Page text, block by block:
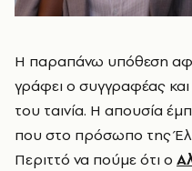
Η παραπάνω υπόθεση
γράφει ο συγγραφέας
του ταινία. Η απουσία
που στο πρόσωπο της
Περιττό να πούμε ότι ο